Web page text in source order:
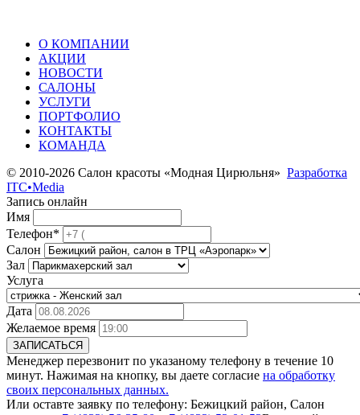
О КОМПАНИИ
АКЦИИ
НОВОСТИ
САЛОНЫ
УСЛУГИ
ПОРТФОЛИО
КОНТАКТЫ
КОМАНДА
© 2010-2026 Салон красоты «Модная Цирюльня» Разработка
ITC•Media
Запись онлайн
Имя
Телефон*
Салон
Зал
Услуга
Дата
Желаемое время
ЗАПИСАТЬСЯ
Менеджер перезвонит по указаному телефону в течение 10
минут. Нажимая на кнопку, вы даете согласие на обработку
своих персональных данных.
Или оставте заявку по телефону: Бежицкий район, Салон